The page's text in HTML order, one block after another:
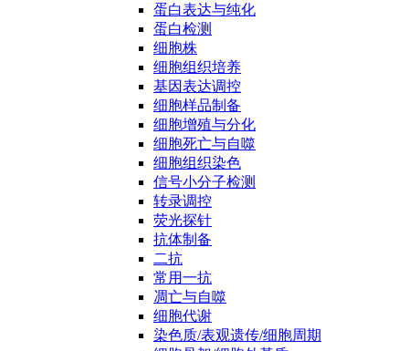
蛋白表达与纯化
蛋白检测
细胞株
细胞组织培养
基因表达调控
细胞样品制备
细胞增殖与分化
细胞死亡与自噬
细胞组织染色
信号小分子检测
转录调控
荧光探针
抗体制备
二抗
常用一抗
凋亡与自噬
细胞代谢
染色质/表观遗传/细胞周期